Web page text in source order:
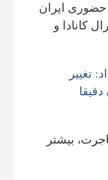
حضوری ایران
کانادا و
تغییر
بیشتر